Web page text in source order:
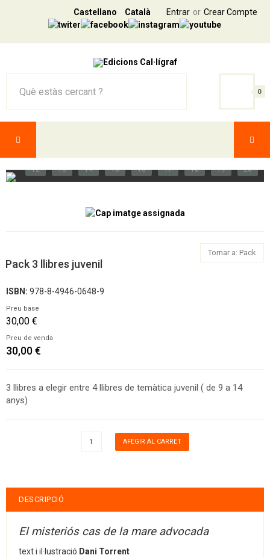
Entrar Crear Compte
Castellano Català
0
1 11
12 13 14 15 16 17 18 19 20
Tornar a: Pack
Pack 3 llibres juvenil
ISBN: 978-8-4946-0648-9
Preu base
30,00 €
Preu de venda
30,00 €
3 llibres a elegir entre 4 llibres de temàtica juvenil ( de 9 a 14
anys)
DESCRIPCIÓ
El misteriós cas de la mare advocada
text i il·lustració Dani Torrent